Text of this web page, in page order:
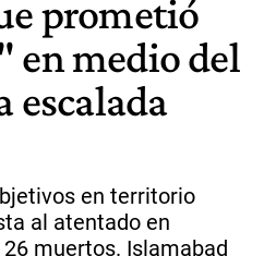
prometió
en medio del
escalada
en territorio
al atentado en
muertos. Islamabad